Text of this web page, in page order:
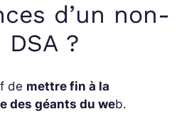
d’un non-
?
de mettre fin à la
des géants du web.